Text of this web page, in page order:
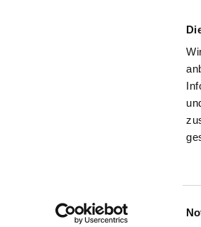
To the